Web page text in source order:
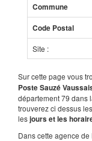
Commune
Code Postal
Site :
Sur cette page vous
Poste Sauzé
département 79 dans
trouverez ci dessus
lesjours et les
Dans cette agence de